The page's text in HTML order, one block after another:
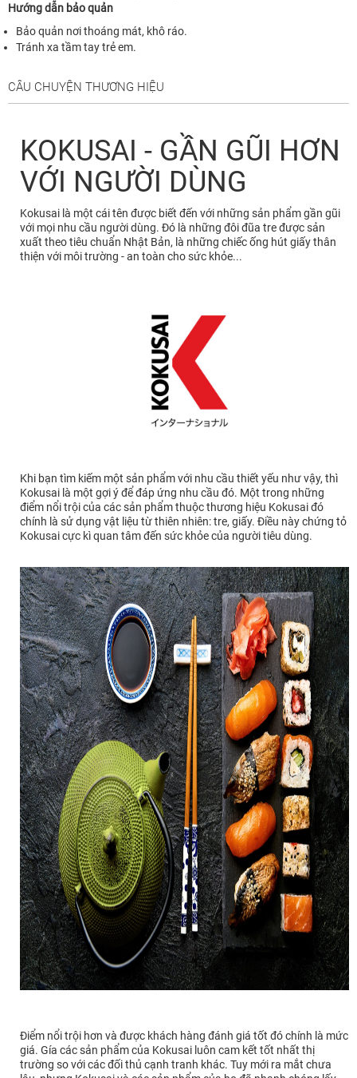
Hướng dẫn bảo quản
Bảo quản nơi thoáng mát, khô ráo.
Tránh xa tầm tay trẻ em.
CÂU CHUYỆN THƯƠNG HIỆU
KOKUSAI - GẦN GŨI HƠN
VỚI NGƯỜI DÙNG
Kokusai là một cái tên được biết đến với những sản phẩm gần gũi
với mọi nhu cầu người dùng. Đó là những đôi đũa tre được sản
xuất theo tiêu chuẩn Nhật Bản, là những chiếc ống hút giấy thân
thiện với môi trường - an toàn cho sức khỏe...
Khi bạn tìm kiếm một sản phẩm với nhu cầu thiết yếu như vậy, thì
Kokusai là một gợi ý để đáp ứng nhu cầu đó. Một trong những
điểm nổi trội của các sản phẩm thuộc thương hiệu Kokusai đó
chính là sử dụng vật liệu từ thiên nhiên: tre, giấy. Điều này chứng tỏ
Kokusai cực kì quan tâm đến sức khỏe của người tiêu dùng.
Điểm nổi trội hơn và được khách hàng đánh giá tốt đó chính là mức
giá. Gía các sản phẩm của Kokusai luôn cam kết tốt nhất thị
trường so với các đối thủ cạnh tranh khác. Tuy mới ra mắt chưa